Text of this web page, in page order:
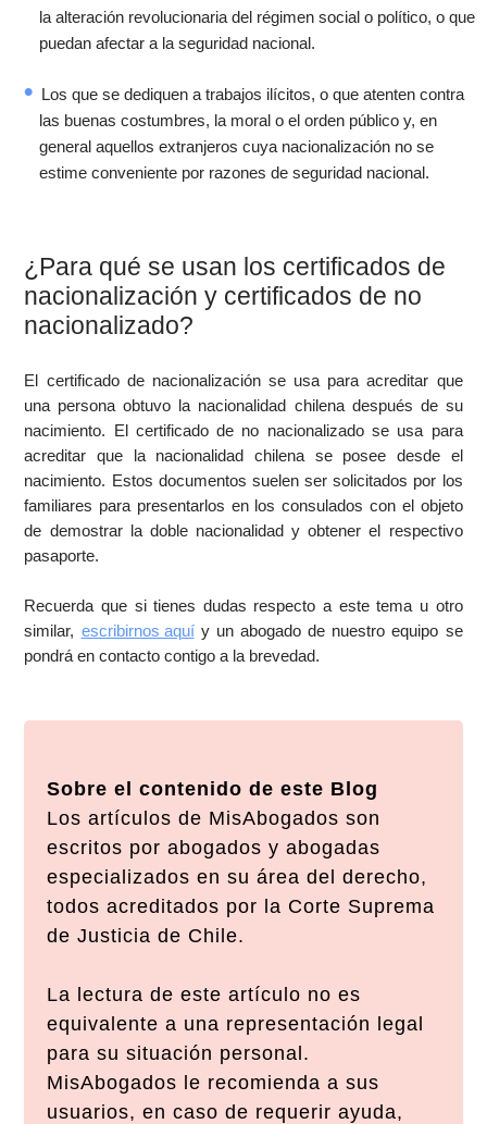
la alteración revolucionaria del régimen social o político, o que
puedan afectar a la seguridad nacional.
Los que se dediquen a trabajos ilícitos, o que atenten contra
las buenas costumbres, la moral o el orden público y, en
general aquellos extranjeros cuya nacionalización no se
estime conveniente por razones de seguridad nacional.
¿Para qué se usan los certificados de
nacionalización y certificados de no
nacionalizado?
El certificado de nacionalización se usa para acreditar que
una persona obtuvo la nacionalidad chilena después de su
nacimiento. El certificado de no nacionalizado se usa para
acreditar que la nacionalidad chilena se posee desde el
nacimiento. Estos documentos suelen ser solicitados por los
familiares para presentarlos en los consulados con el objeto
de demostrar la doble nacionalidad y obtener el respectivo
pasaporte.
Recuerda que si tienes dudas respecto a este tema u otro
similar, escribirnos aquíy un abogado de nuestro equipo se
pondrá en contacto contigo a la brevedad.
Sobre el contenido de este Blog
Los artículos de MisAbogados son
escritos por abogados y abogadas
especializados en su área del derecho,
todos acreditados por la Corte Suprema
de Justicia de Chile.
La lectura de este artículo no es
equivalente a una representación legal
para su situación personal.
MisAbogados le recomienda a sus
usuarios, en caso de requerir ayuda,